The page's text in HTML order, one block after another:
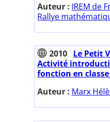
Auteur : IREM de
Rallye
2010 Le Petit
Activité
fonction en classe
Auteur : Marx